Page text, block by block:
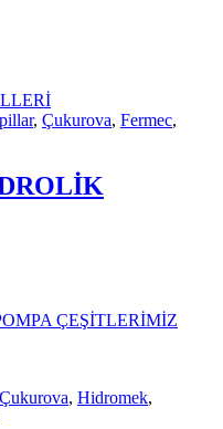
, Çukurova, Fermec,
ÇEŞİTLERİMİZ
Çukurova, Hidromek,